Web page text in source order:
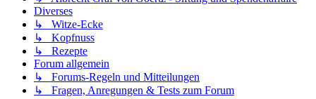
Diverses
↳ Witze-Ecke
↳ Kopfnuss
↳ Rezepte
Forum allgemein
↳ Forums-Regeln und Mitteilungen
↳ Fragen, Anregungen & Tests zum Forum